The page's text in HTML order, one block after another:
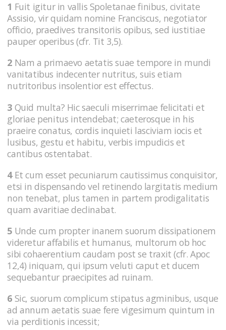
1 Fuit igitur in vallis Spoletanae finibus, civitate
Assisio, vir quidam nomine Franciscus, negotiator
officio, praedives transitoriis opibus, sed iustitiae
pauper operibus (cfr. Tit 3,5).
2 Nam a primaevo aetatis suae tempore in mundi
vanitatibus indecenter nutritus, suis etiam
nutritoribus insolentior est effectus.
3 Quid multa? Hic saeculi miserrimae felicitati et
gloriae penitus intendebat; caeterosque in his
praeire conatus, cordis inquieti lasciviam iocis et
lusibus, gestu et habitu, verbis impudicis et
cantibus ostentabat.
4Et cum esset pecuniarum cautissimus conquisitor,
etsi in dispensando vel retinendo largitatis medium
non tenebat, plus tamen in partem prodigalitatis
quam avaritiae declinabat.
5 Unde cum propter inanem suorum dissipationem
videretur affabilis et humanus, multorum ob hoc
sibi cohaerentium caudam post se traxit (cfr. Apoc
12,4) iniquam, qui ipsum veluti caput et ducem
sequebantur praecipites ad ruinam.
6 Sic, suorum complicum stipatus agminibus, usque
ad annum aetatis suae fere vigesimum quintum in
via perditionis incessit;